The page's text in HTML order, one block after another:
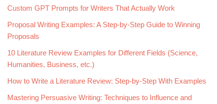
Custom GPT Prompts for Writers That Actually Work
Proposal Writing Examples: A Step-by-Step Guide to Winning
Proposals
10 Literature Review Examples for Different Fields (Science,
Humanities, Business, etc.)
How to Write a Literature Review: Step-by-Step With Examples
Mastering Persuasive Writing: Techniques to Influence and